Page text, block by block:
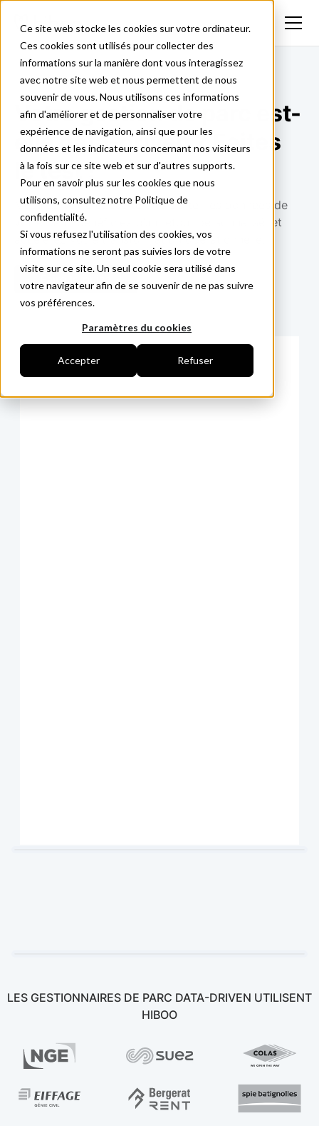
Ce site web stocke les cookies sur votre ordinateur.
Ces cookies sont utilisés pour collecter des
informations sur la manière dont vous interagissez
avec notre site web et nous permettent de nous
souvenir de vous. Nous utilisons ces informations
afin d'améliorer et de personnaliser votre
expérience de navigation, ainsi que pour les
données et les indicateurs concernant nos visiteurs
à la fois sur ce site web et sur d'autres supports.
Pour en savoir plus sur les cookies que nous
utilisons, consultez notre Politique de
confidentialité.
Si vous refusez l'utilisation des cookies, vos
informations ne seront pas suivies lors de votre
visite sur ce site. Un seul cookie sera utilisé dans
votre navigateur afin de se souvenir de ne pas suivre
vos préférences.
Paramètres du cookies
Accepter Refuser
Votre gestion de parc est-
elle data-driven ? Faites
le test !
Mesurez votre capacité à exploiter les données de
votre parc, bénéficiez d’un retour personnalisé, et
accélérez votre transformation opérationnelle.
↓ Faire le quizz ↓
LES GESTIONNAIRES DE PARC DATA-DRIVEN UTILISENT
HIBOO